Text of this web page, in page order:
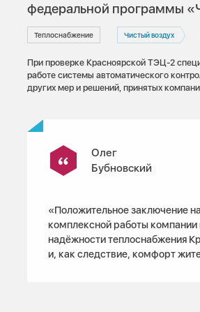
федеральной программы
Теплоснабжение Чистый воздух
При проверке Красноярской ТЭЦ-2
работе системы автоматического
других мер и решений, принятых
Олег
Бубновский
«Положительное заключение
комплексной работы
надёжности теплоснабжения
и, как следствие, комфорт